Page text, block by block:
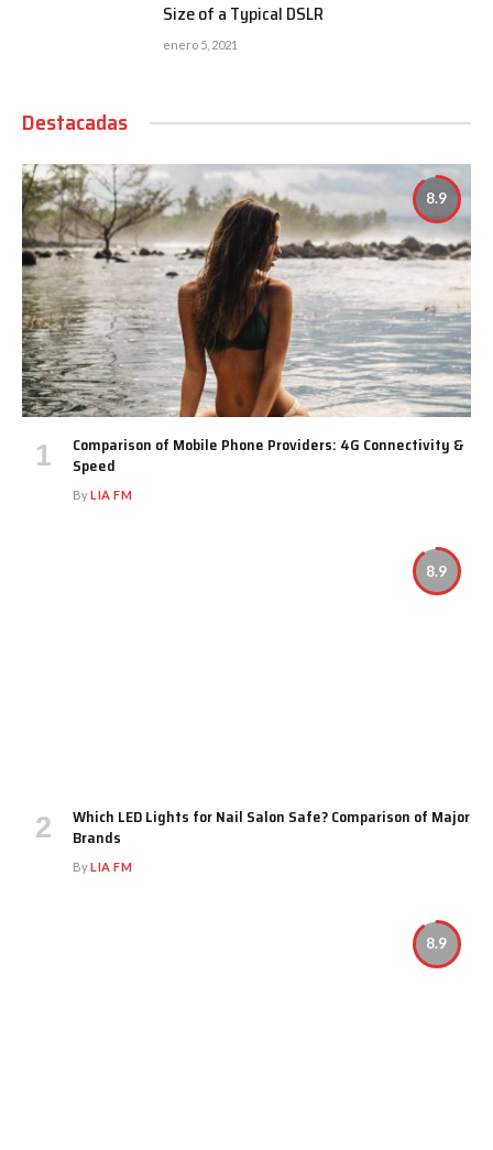
Size of a Typical DSLR
enero 5, 2021
Destacadas
8.9
Comparison of Mobile Phone Providers: 4G Connectivity &
Speed
ByLIA FM
8.9
Which LED Lights for Nail Salon Safe? Comparison of Major
Brands
ByLIA FM
8.9